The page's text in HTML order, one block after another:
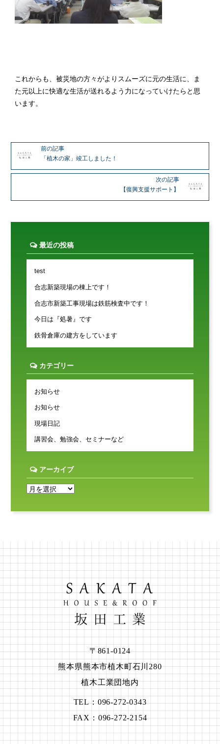
これからも、被災地の方々がよりスムーズに元の生活に、ま
た元以上に快適な生活が送れるよう力になっていけたらと思
います。
前の記事
「植木の家」竣工しました！
次の記事
【復興支援サポート】
最近の投稿
test
合志新築現場の棟上です！
合志市新築工事現場は鉄筋検査中です！
今日は『処暑』です
鉄骨倉庫の建方をしています
カテゴリー
お知らせ
お知らせ
現場日記
講習会、勉強会、セミナーなど
アーカイブ
〒861-0124
熊本県熊本市植木町石川280
植木工業団地内
TEL：096-272-0343
FAX：096-272-2154